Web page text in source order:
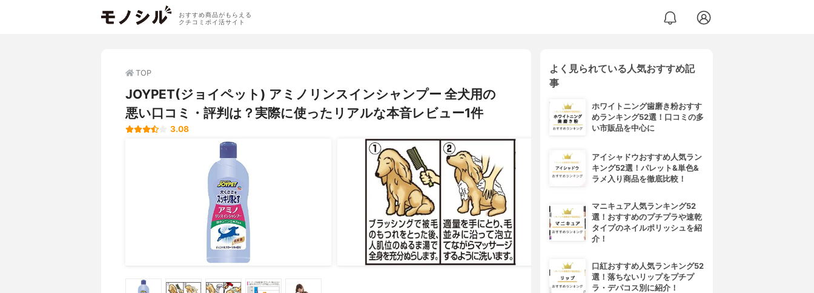
おすすめ商品がもらえる
クチコミポイ活サイト
TOP
JOYPET(ジョイペット) アミノリンスインシャンプー 全犬用の
悪い口コミ・評判は？実際に使ったリアルな本音レビュー1件
3.08
よく見られている人気おすすめ記
事
ホワイトニング歯磨き粉おすす
めランキング52選！口コミの多
い市販品を中心に
アイシャドウおすすめ人気ラン
キング52選！パレット&単色&
ラメ入り商品を徹底比較！
マニキュア人気ランキング52
選！おすすめのプチプラや速乾
タイプのネイルポリッシュを紹
介！
口紅おすすめ人気ランキング52
選！落ちないリップをプチプ
ラ・デパコス別に紹介！